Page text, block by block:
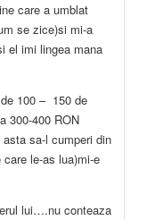
care a umblat
se zice)si mi-a
el imi lingea mana
100 – 150 de
300-400 RON
sa-l cumperi din
le-as lua)mi-e
lui….nu conteaza